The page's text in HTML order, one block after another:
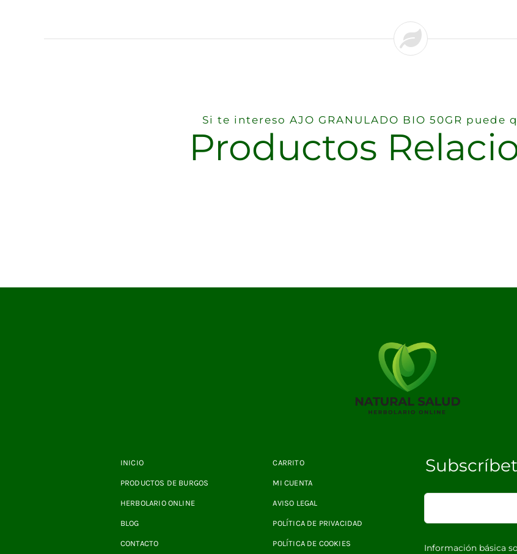
Si te intereso AJO GRANULADO BIO 50GR puede
Productos
INICIO
PRODUCTOS DE BURGOS
HERBOLARIO ONLINE
BLOG
CONTACTO
CARRITO
MI CUENTA
AVISO LEGAL
POLÍTICA DE PRIVACIDAD
POLÍTICA DE COOKIES Información básica